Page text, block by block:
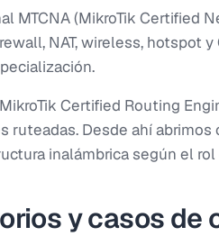
MTCNA (MikroTik Certified
NAT, wireless, hotspot
Certified Routing
ruteadas. Desde ahí
inalámbrica según el rol
y casos de